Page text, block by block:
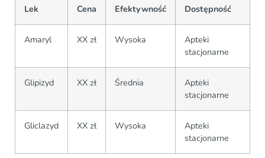
Lek Cena Efektywność Dostępność
Amaryl XX zł Wysoka
Apteki
stacjonarne
Glipizyd XX zł Średnia
Apteki
stacjonarne
Gliclazyd XX zł Wysoka
Apteki
stacjonarne